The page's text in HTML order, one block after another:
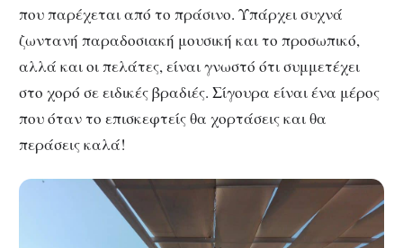
που παρέχεται από το πράσινο. Υπάρχει συχνά
ζωντανή παραδοσιακή μουσική και το προσωπικό,
αλλά και οι πελάτες, είναι γνωστό ότι συμμετέχει
στο χορό σε ειδικές βραδιές. Σίγουρα είναι ένα μέρος
που όταν το επισκεφτείς θα χορτάσεις και θα
περάσεις καλά!